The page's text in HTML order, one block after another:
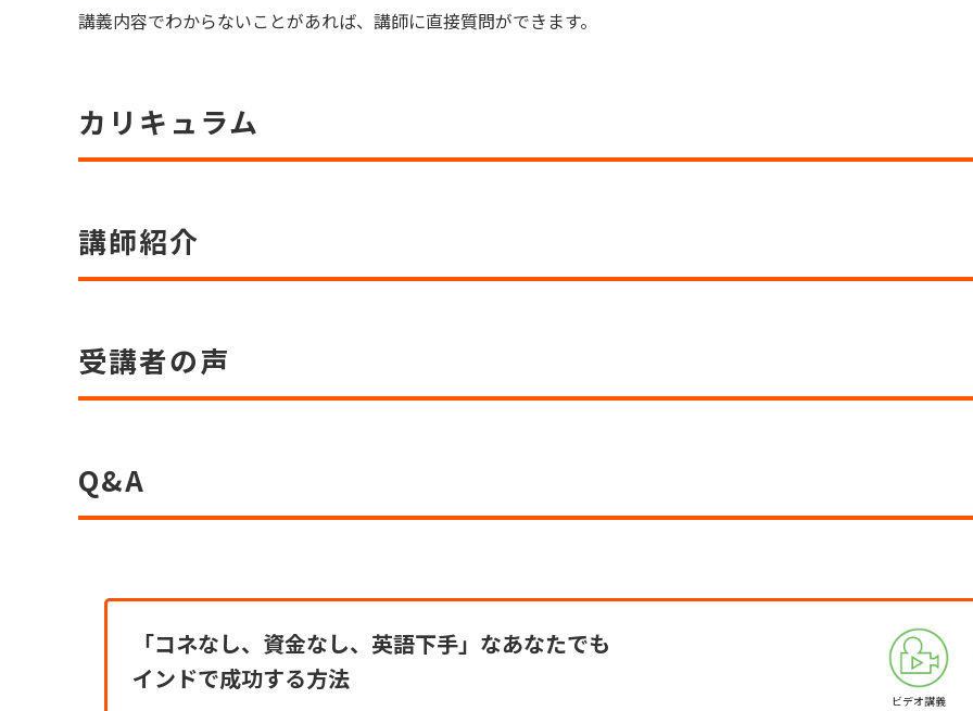
講義内容でわからないことがあれば、講師に直接質問ができます。
カリキュラム
講師紹介
受講者の声
Q&A
「コネなし、資金なし、英語下手」なあなたでも
インドで成功する方法
ビデオ講義